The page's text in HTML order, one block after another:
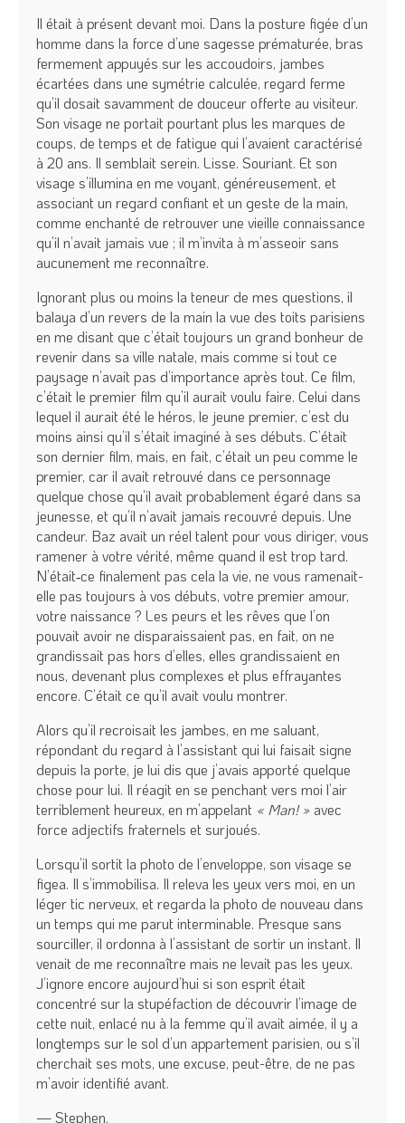
Il était à présent devant moi. Dans la posture figée d’un
homme dans la force d’une sagesse prématurée, bras
fermement appuyés sur les accoudoirs, jambes
écartées dans une symétrie calculée, regard ferme
qu’il dosait savamment de douceur offerte au visiteur.
Son visage ne portait pourtant plus les marques de
coups, de temps et de fatigue qui l’avaient caractérisé
à 20 ans. Il semblait serein. Lisse. Souriant. Et son
visage s’illumina en me voyant, généreusement, et
associant un regard confiant et un geste de la main,
comme enchanté de retrouver une vieille connaissance
qu’il n’avait jamais vue ; il m’invita à m’asseoir sans
aucunement me reconnaître.
Ignorant plus ou moins la teneur de mes questions, il
balaya d’un revers de la main la vue des toits parisiens
en me disant que c’était toujours un grand bonheur de
revenir dans sa ville natale, mais comme si tout ce
paysage n’avait pas d’importance après tout. Ce film,
c’était le premier film qu’il aurait voulu faire. Celui dans
lequel il aurait été le héros, le jeune premier, c’est du
moins ainsi qu’il s’était imaginé à ses débuts. C’était
son dernier film, mais, en fait, c’était un peu comme le
premier, car il avait retrouvé dans ce personnage
quelque chose qu’il avait probablement égaré dans sa
jeunesse, et qu’il n’avait jamais recouvré depuis. Une
candeur. Baz avait un réel talent pour vous diriger, vous
ramener à votre vérité, même quand il est trop tard.
N’était‑ce finalement pas cela la vie, ne vous ramenait-
elle pas toujours à vos débuts, votre premier amour,
votre naissance ? Les peurs et les rêves que l’on
pouvait avoir ne disparaissaient pas, en fait, on ne
grandissait pas hors d’elles, elles grandissaient en
nous, devenant plus complexes et plus effrayantes
encore. C’était ce qu’il avait voulu montrer.
Alors qu’il recroisait les jambes, en me saluant,
répondant du regard à l’assistant qui lui faisait signe
depuis la porte, je lui dis que j’avais apporté quelque
chose pour lui. Il réagit en se penchant vers moi l’air
terriblement heureux, en m’appelant « Man! » avec
force adjectifs fraternels et surjoués.
Lorsqu’il sortit la photo de l’enveloppe, son visage se
figea. Il s’immobilisa. Il releva les yeux vers moi, en un
léger tic nerveux, et regarda la photo de nouveau dans
un temps qui me parut interminable. Presque sans
sourciller, il ordonna à l’assistant de sortir un instant. Il
venait de me reconnaître mais ne levait pas les yeux.
J’ignore encore aujourd’hui si son esprit était
concentré sur la stupéfaction de découvrir l’image de
cette nuit, enlacé nu à la femme qu’il avait aimée, il y a
longtemps sur le sol d’un appartement parisien, ou s’il
cherchait ses mots, une excuse, peut-être, de ne pas
m’avoir identifié avant.
— Stephen.